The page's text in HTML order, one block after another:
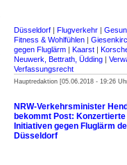
Düsseldorf | Flugverkehr |
Fitness & Wohlfühlen |
gegen Fluglärm | Kaarst |
Neuwerk, Bettrath, Üdding |
Verfassungsrecht
Hauptredaktion [05.06.2018 - 19:26
NRW-Verkehrsminister
bekommt Post:
Initiativen gegen Fluglärm
Düsseldorf